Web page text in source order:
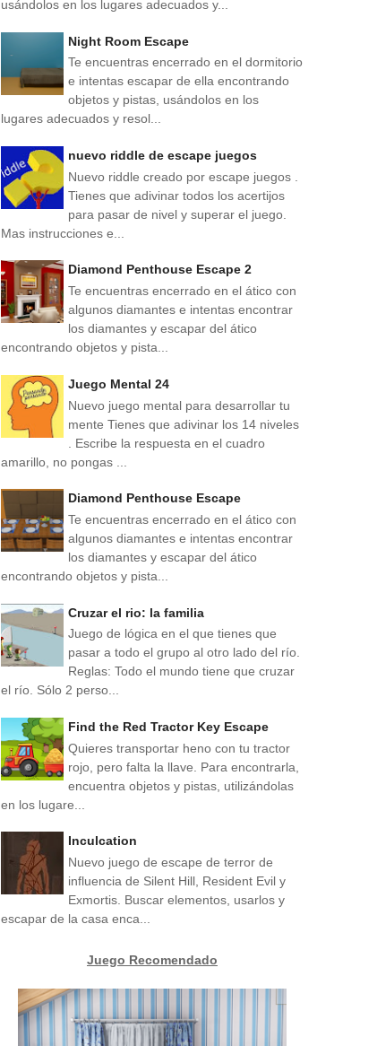
usándolos en los lugares adecuados y...
Night Room Escape
Te encuentras encerrado en el dormitorio
e intentas escapar de ella encontrando
objetos y pistas, usándolos en los
lugares adecuados y resol...
nuevo riddle de escape juegos
Nuevo riddle creado por escape juegos .
Tienes que adivinar todos los acertijos
para pasar de nivel y superar el juego.
Mas instrucciones e...
Diamond Penthouse Escape 2
Te encuentras encerrado en el ático con
algunos diamantes e intentas encontrar
los diamantes y escapar del ático
encontrando objetos y pista...
Juego Mental 24
Nuevo juego mental para desarrollar tu
mente Tienes que adivinar los 14 niveles
. Escribe la respuesta en el cuadro
amarillo, no pongas ...
Diamond Penthouse Escape
Te encuentras encerrado en el ático con
algunos diamantes e intentas encontrar
los diamantes y escapar del ático
encontrando objetos y pista...
Cruzar el rio: la familia
Juego de lógica en el que tienes que
pasar a todo el grupo al otro lado del río.
Reglas: Todo el mundo tiene que cruzar
el río. Sólo 2 perso...
Find the Red Tractor Key Escape
Quieres transportar heno con tu tractor
rojo, pero falta la llave. Para encontrarla,
encuentra objetos y pistas, utilizándolas
en los lugare...
Inculcation
Nuevo juego de escape de terror de
influencia de Silent Hill, Resident Evil y
Exmortis. Buscar elementos, usarlos y
escapar de la casa enca...
Juego Recomendado